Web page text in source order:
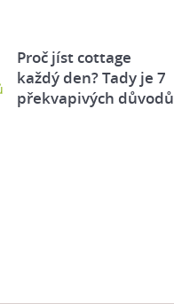
Proč jíst cottage
každý den? Tady je 7
překvapivých důvodů